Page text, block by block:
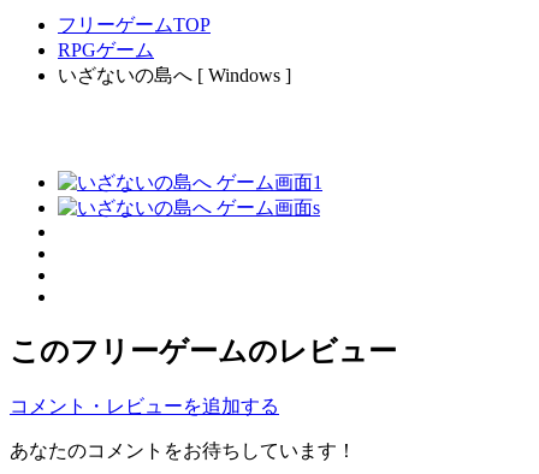
フリーゲームTOP
RPGゲーム
いざないの島へ [ Windows ]
このフリーゲームのレビュー
コメント・レビューを追加する
あなたのコメントをお待ちしています！